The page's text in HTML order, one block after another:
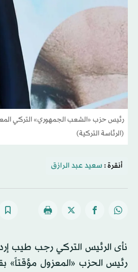
(الرئاسة التركية)
أنقرة : سعيد عبد الرازق
نأى الرئيس التركي رجب طيب
رئيس الحزب «المعزول مؤقتاً»